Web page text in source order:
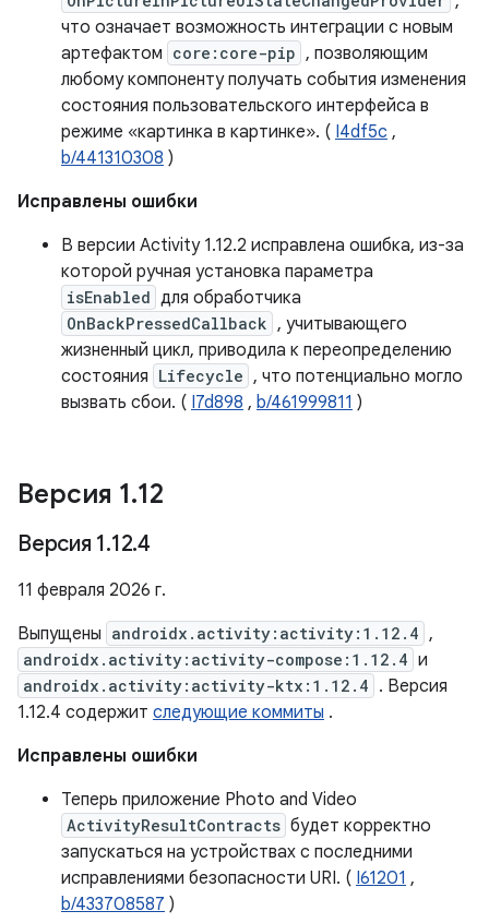
что означает возможность интеграции с новым
артефактом core:core-pip , позволяющим
любому компоненту получать события изменения
состояния пользовательского интерфейса в
режиме «картинка в картинке». ( I4df5c ,
b/441310308 )
Исправлены ошибки
В версии Activity 1.12.2 исправлена ​​ошибка, из-за
которой ручная установка параметра
isEnabled для обработчика
OnBackPressedCallback , учитывающего
жизненный цикл, приводила к переопределению
состояния Lifecycle , что потенциально могло
вызвать сбои. ( I7d898 , b/461999811 )
Версия 1.12
Версия 1.12.4
11 февраля 2026 г.
Выпущены androidx.activity:activity:1.12.4 ,
androidx.activity:activity-compose:1.12.4 и
androidx.activity:activity-ktx:1.12.4 . Версия
1.12.4 содержит следующие коммиты .
Исправлены ошибки
Теперь приложение Photo and Video
ActivityResultContracts будет корректно
запускаться на устройствах с последними
исправлениями безопасности URI. ( I61201 ,
b/433708587 )